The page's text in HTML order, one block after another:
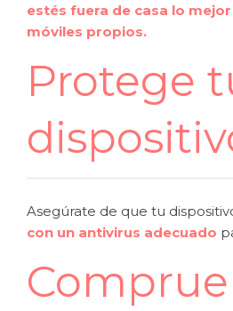
estés fuera de casa lo
móviles propios.
Protege
Asegúrate de que tu
con un antivirus adecuado